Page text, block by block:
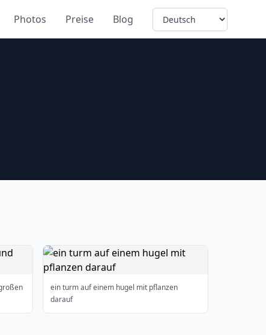
Photos Preise Blog Language
ein turm auf einem hugel mit pflanzen
darauf